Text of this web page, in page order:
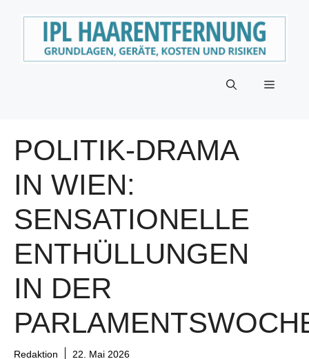
Menü
POLITIK-DRAMA
IN WIEN:
SENSATIONELLE
ENTHÜLLUNGEN
IN DER
Redaktion 22. Mai 2026